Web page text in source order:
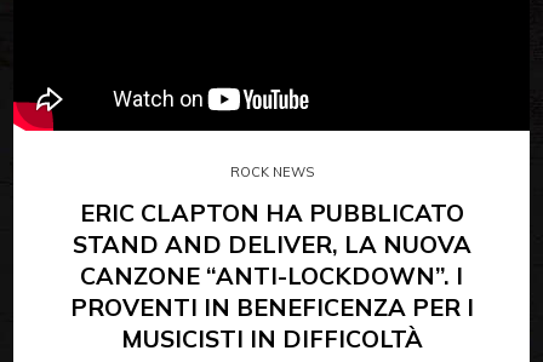
ROCK NEWS
ERIC CLAPTON HA PUBBLICATO
STAND AND DELIVER, LA NUOVA
CANZONE “ANTI-LOCKDOWN”. I
PROVENTI IN BENEFICENZA PER I
MUSICISTI IN DIFFICOLTÀ